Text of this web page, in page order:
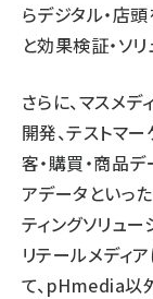
らデジタル・店
と効果検証・ソ
さらに、マスメ
開発、テストマ
客・購買・商品
アデータといっ
ティングソリュ
リテールメディ
て、pHmedia以